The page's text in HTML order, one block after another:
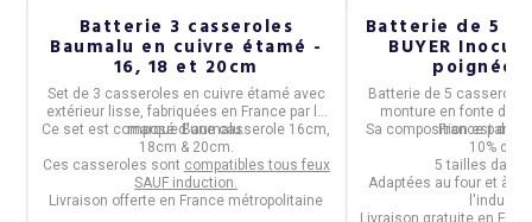
Batterie 3 casseroles
Baumalu en cuivre étamé -
16, 18 et 20cm
Set de 3 casseroles en cuivre étamé avec
extérieur lisse, fabriquées en France par la
marqueBaumalu.
Ce set est composé d'une casserole 16cm,
18cm & 20cm.
Ces casseroles sont compatibles tous feux
SAUF induction.
Livraison offerte en France métropolitaine
Batterie de 5
BUYER
poignée
Batterie de 5 casseroles
monture en fonte
Francepar
Sa composition est de
10%
5 tailles dans
Adaptées au four et à